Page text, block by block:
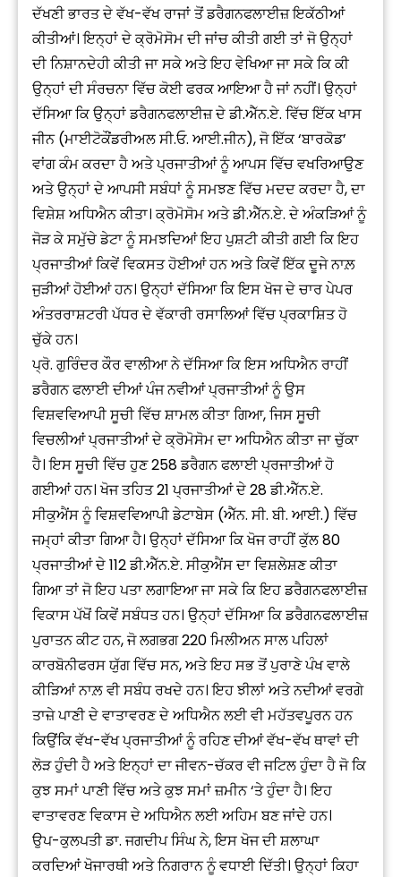
ਦੱਖਣੀ ਭਾਰਤ ਦੇ ਵੱਖ-ਵੱਖ ਰਾਜਾਂ ਤੋਂ ਡਰੈਗਨਫਲਾਈਜ਼ ਇਕੱਠੀਆਂ
ਕੀਤੀਆਂ। ਇਨ੍ਹਾਂ ਦੇ ਕ੍ਰੋਮੋਸੋਮ ਦੀ ਜਾਂਚ ਕੀਤੀ ਗਈ ਤਾਂ ਜੋ ਉਨ੍ਹਾਂ
ਦੀ ਨਿਸ਼ਾਨਦੇਹੀ ਕੀਤੀ ਜਾ ਸਕੇ ਅਤੇ ਇਹ ਵੇਖਿਆ ਜਾ ਸਕੇ ਕਿ ਕੀ
ਉਨ੍ਹਾਂ ਦੀ ਸੰਰਚਨਾ ਵਿੱਚ ਕੋਈ ਫਰਕ ਆਇਆ ਹੈ ਜਾਂ ਨਹੀਂ। ਉਨ੍ਹਾਂ
ਦੱਸਿਆ ਕਿ ਉਨ੍ਹਾਂ ਡਰੈਗਨਫਲਾਈਜ਼ ਦੇ ਡੀ.ਐੱਨ.ਏ. ਵਿੱਚ ਇੱਕ ਖਾਸ
ਜੀਨ (ਮਾਈਟੋਕੌਂਡਰੀਅਲ ਸੀ.ਓ. ਆਈ.ਜੀਨ), ਜੋ ਇੱਕ ‘ਬਾਰਕੋਡ’
ਵਾਂਗ ਕੰਮ ਕਰਦਾ ਹੈ ਅਤੇ ਪ੍ਰਜਾਤੀਆਂ ਨੂੰ ਆਪਸ ਵਿੱਚ ਵਖਰਿਆਉਣ
ਅਤੇ ਉਨ੍ਹਾਂ ਦੇ ਆਪਸੀ ਸਬੰਧਾਂ ਨੂੰ ਸਮਝਣ ਵਿੱਚ ਮਦਦ ਕਰਦਾ ਹੈ, ਦਾ
ਵਿਸ਼ੇਸ਼ ਅਧਿਐਨ ਕੀਤਾ। ਕ੍ਰੋਮੋਸੋਮ ਅਤੇ ਡੀ.ਐੱਨ.ਏ. ਦੇ ਅੰਕੜਿਆਂ ਨੂੰ
ਜੋੜ ਕੇ ਸਮੁੱਚੇ ਡੇਟਾ ਨੂੰ ਸਮਝਦਿਆਂ ਇਹ ਪੁਸ਼ਟੀ ਕੀਤੀ ਗਈ ਕਿ ਇਹ
ਪ੍ਰਜਾਤੀਆਂ ਕਿਵੇਂ ਵਿਕਸਤ ਹੋਈਆਂ ਹਨ ਅਤੇ ਕਿਵੇਂ ਇੱਕ ਦੂਜੇ ਨਾਲ਼
ਜੁੜੀਆਂ ਹੋਈਆਂ ਹਨ। ਉਨ੍ਹਾਂ ਦੱਸਿਆ ਕਿ ਇਸ ਖੋਜ ਦੇ ਚਾਰ ਪੇਪਰ
ਅੰਤਰਰਾਸ਼ਟਰੀ ਪੱਧਰ ਦੇ ਵੱਕਾਰੀ ਰਸਾਲਿਆਂ ਵਿੱਚ ਪ੍ਰਕਾਸ਼ਿਤ ਹੋ
ਚੁੱਕੇ ਹਨ।
ਪ੍ਰੋ. ਗੁਰਿੰਦਰ ਕੌਰ ਵਾਲੀਆ ਨੇ ਦੱਸਿਆ ਕਿ ਇਸ ਅਧਿਐਨ ਰਾਹੀਂ
ਡਰੈਗਨ ਫਲਾਈ ਦੀਆਂ ਪੰਜ ਨਵੀਆਂ ਪ੍ਰਜਾਤੀਆਂ ਨੂੰ ਉਸ
ਵਿਸ਼ਵਵਿਆਪੀ ਸੂਚੀ ਵਿੱਚ ਸ਼ਾਮਲ ਕੀਤਾ ਗਿਆ, ਜਿਸ ਸੂਚੀ
ਵਿਚਲੀਆਂ ਪ੍ਰਜਾਤੀਆਂ ਦੇ ਕ੍ਰੋਮੋਸੋਮ ਦਾ ਅਧਿਐਨ ਕੀਤਾ ਜਾ ਚੁੱਕਾ
ਹੈ। ਇਸ ਸੂਚੀ ਵਿੱਚ ਹੁਣ 258 ਡਰੈਗਨ ਫਲਾਈ ਪ੍ਰਜਾਤੀਆਂ ਹੋ
ਗਈਆਂ ਹਨ। ਖੋਜ ਤਹਿਤ 21 ਪ੍ਰਜਾਤੀਆਂ ਦੇ 28 ਡੀ.ਐੱਨ.ਏ.
ਸੀਕੁਐਂਸ ਨੂੰ ਵਿਸ਼ਵਵਿਆਪੀ ਡੇਟਾਬੇਸ (ਐੱਨ. ਸੀ. ਬੀ. ਆਈ.) ਵਿੱਚ
ਜਮ੍ਹਾਂ ਕੀਤਾ ਗਿਆ ਹੈ। ਉਨ੍ਹਾਂ ਦੱਸਿਆ ਕਿ ਖੋਜ ਰਾਹੀਂ ਕੁੱਲ 80
ਪ੍ਰਜਾਤੀਆਂ ਦੇ 112 ਡੀ.ਐੱਨ.ਏ. ਸੀਕੁਐਂਸ ਦਾ ਵਿਸ਼ਲੇਸ਼ਣ ਕੀਤਾ
ਗਿਆ ਤਾਂ ਜੋ ਇਹ ਪਤਾ ਲਗਾਇਆ ਜਾ ਸਕੇ ਕਿ ਇਹ ਡਰੈਗਨਫਲਾਈਜ਼
ਵਿਕਾਸ ਪੱਖੋਂ ਕਿਵੇਂ ਸਬੰਧਤ ਹਨ। ਉਨ੍ਹਾਂ ਦੱਸਿਆ ਕਿ ਡਰੈਗਨਫਲਾਈਜ਼
ਪੁਰਾਤਨ ਕੀਟ ਹਨ, ਜੋ ਲਗਭਗ 220 ਮਿਲੀਅਨ ਸਾਲ ਪਹਿਲਾਂ
ਕਾਰਬੋਨੀਫਰਸ ਯੁੱਗ ਵਿੱਚ ਸਨ, ਅਤੇ ਇਹ ਸਭ ਤੋਂ ਪੁਰਾਣੇ ਪੰਖ ਵਾਲੇ
ਕੀੜਿਆਂ ਨਾਲ਼ ਵੀ ਸਬੰਧ ਰਖਦੇ ਹਨ। ਇਹ ਝੀਲਾਂ ਅਤੇ ਨਦੀਆਂ ਵਰਗੇ
ਤਾਜ਼ੇ ਪਾਣੀ ਦੇ ਵਾਤਾਵਰਣ ਦੇ ਅਧਿਐਨ ਲਈ ਵੀ ਮਹੱਤਵਪੂਰਨ ਹਨ
ਕਿਉਂਕਿ ਵੱਖ-ਵੱਖ ਪ੍ਰਜਾਤੀਆਂ ਨੂੰ ਰਹਿਣ ਦੀਆਂ ਵੱਖ-ਵੱਖ ਥਾਵਾਂ ਦੀ
ਲੋੜ ਹੁੰਦੀ ਹੈ ਅਤੇ ਇਨ੍ਹਾਂ ਦਾ ਜੀਵਨ-ਚੱਕਰ ਵੀ ਜਟਿਲ ਹੁੰਦਾ ਹੈ ਜੋ ਕਿ
ਕੁਝ ਸਮਾਂ ਪਾਣੀ ਵਿੱਚ ਅਤੇ ਕੁਝ ਸਮਾਂ ਜ਼ਮੀਨ ‘ਤੇ ਹੁੰਦਾ ਹੈ। ਇਹ
ਵਾਤਾਵਰਣ ਵਿਕਾਸ ਦੇ ਅਧਿਐਨ ਲਈ ਅਹਿਮ ਬਣ ਜਾਂਦੇ ਹਨ।
ਉਪ-ਕੁਲਪਤੀ ਡਾ. ਜਗਦੀਪ ਸਿੰਘ ਨੇ, ਇਸ ਖੋਜ ਦੀ ਸ਼ਲਾਘਾ
ਕਰਦਿਆਂ ਖੋਜਾਰਥੀ ਅਤੇ ਨਿਗਰਾਨ ਨੂੰ ਵਧਾਈ ਦਿੱਤੀ। ਉਨ੍ਹਾਂ ਕਿਹਾ